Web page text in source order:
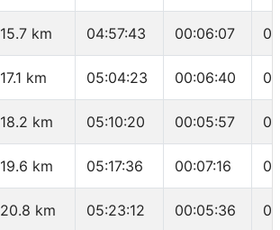
15.7 km 04:57:43 00:06:07
17.1 km 05:04:23 00:06:40
18.2 km 05:10:20 00:05:57
19.6 km 05:17:36 00:07:16
20.8 km 05:23:12 00:05:36